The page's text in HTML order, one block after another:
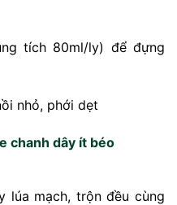
tích 80ml/ly) để đựng
nhỏ, phới dẹt
chanh dây ít béo
lúa mạch, trộn đều cùng